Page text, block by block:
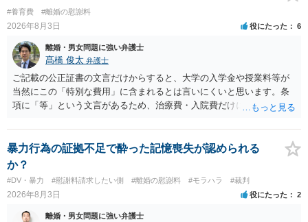
#養育費 #離婚の慰謝料
2026年8月3日 役にたった 6
離婚・男女問題に強い弁護士
髙橋 俊太 弁護士
ご記載の公正証書の文言だけからすると、大学の入学金や授業料等が
当然にこの「特別な費用」に含まれるとは言いにくいと思います。条
項に「等」という文言があるため、治療費・入院費だけに限定される
れていますので、通常は、病気や事故によって臨時に必要となった医
療費その他これに類する特別支出を念頭に置いた条項と読むのが自然
です。したがって、大学の入学金、授業料、受験費用などの教育費に
ついてまで、「この条項があるから当然に半額を請求できる」とまで
は言いにくいと思われます。なお、通常、大学進学費用をどこまで負
担すべきかについては、離婚時の合意内容のほか、子どもの年齢、大
学進学についての父母の認識、父母の学歴・収入・資産状況、進学先
暴力行為の証拠不足で酔った記憶喪失が認められる
か？
#DV・暴力 #慰謝料請求したい側 #離婚の慰謝料 #モラハラ #裁判
2026年8月3日 役にたった 2
離婚・男女問題に強い弁護士